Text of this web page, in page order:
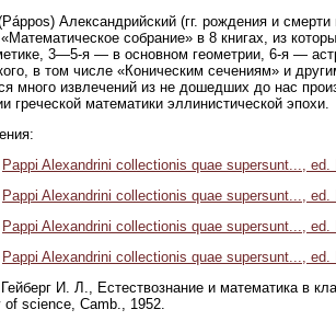
Александрийский (гг. рождения и
собрание» в 8 книгах, из
3—5-я — в основном геометрии, 6-я —
в том числе «Коническим сечениям» и
много извлечений из не дошедших до нас
греческой математики эллинистической эпохи.
Pappi Alexandrini collectionis quae supersunt..., ed.
Pappi Alexandrini collectionis quae supersunt..., ed.
Pappi Alexandrini collectionis quae supersunt..., ed.
Pappi Alexandrini collectionis quae supersunt..., ed.
И. Л., Естествознание и математика в
of science, Camb., 1952.